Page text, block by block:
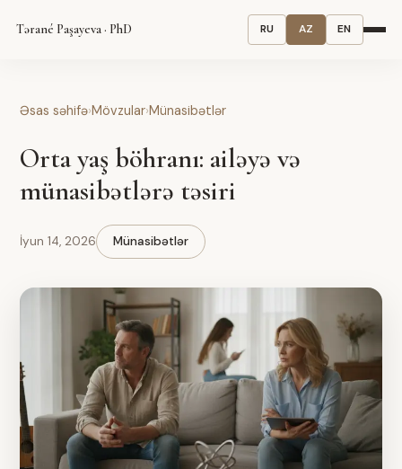
Tərané Paşayeva · PhD RU AZ EN
Əsas səhifə›Mövzular›Münasibətlər
Orta yaş böhranı: ailəyə və
münasibətlərə təsiri
İyun 14, 2026 Münasibətlər